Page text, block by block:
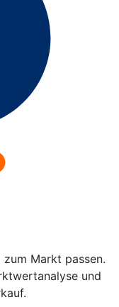
Markt passen.
und